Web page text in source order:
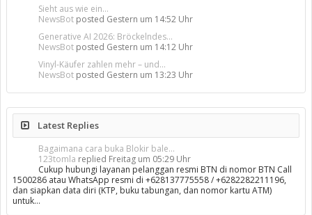
Sieht aus wie ein...
NewsBot posted Gestern um 14:52 Uhr
Generative AI 2026: Bröckelndes...
NewsBot posted Gestern um 14:12 Uhr
Vinyl-Käufer zahlen mehr – und...
NewsBot posted Gestern um 13:23 Uhr
Latest Replies
Bagaimana cara buka Blokir bale...
123tomla replied Freitag um 05:29 Uhr
Cukup hubungi layanan pelanggan resmi BTN di nomor BTN Call
1500286 atau WhatsApp resmi di +628137775558 / +6282282211196,
dan siapkan data diri (KTP, buku tabungan, dan nomor kartu ATM)
untuk…